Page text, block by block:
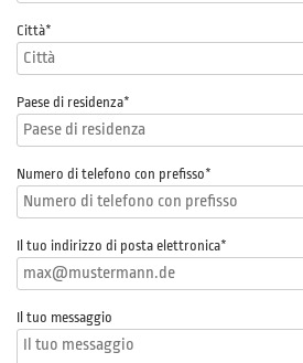
Città*
Paese di residenza*
Numero di telefono con prefisso*
Il tuo indirizzo di posta elettronica*
Il tuo messaggio